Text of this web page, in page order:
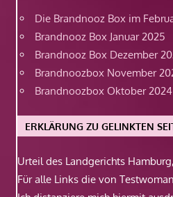
Die Brandnooz Box im
Brandnooz Box Januar 2025
Brandnooz Box Dezember
Brandnoozbox November
Brandnoozbox Oktober 2024
ERKLÄRUNG ZU GELINKTEN
Urteil des Landgerichts
Für alle Links die von